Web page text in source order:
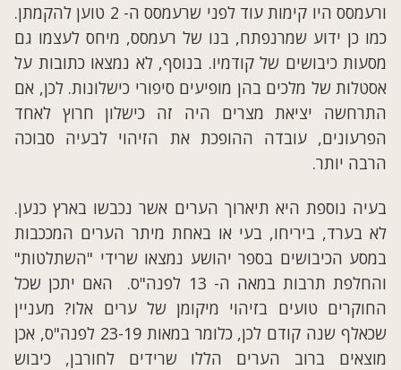
ורעמסס היו קימות עוד לפני שרעמסס ה- 2 טוען להקמתן.
כמו כן ידוע שמרנפתח, בנו של רעמסס, מיחס לעצמו גם
מסעות כיבושים של קודמיו. בנוסף, לא נמצאו כתובות על
אסטלות של מלכים בהן מופיעים סיפורי כישלונות. לכן, אם
התרחשה יציאת מצרים היה זה כישלון חרוץ לאחד
הפרעונים, עובדה ההופכת את הזיהוי לבעיה סבוכה
הרבה יותר.
בעיה נוספת היא תיארוך הערים אשר נכבשו בארץ כנען.
לא בערד, ביריחו, בעי או באחת מיתר הערים המככבות
במסע הכיבושים בספר יהושע נמצאו שרידי "השתלטות"
והחלפת תרבות במאה ה- 13 לפנה"ס. האם יתכן שכל
החוקרים טועים בזיהוי מיקומן של ערים אלו? מעניין
שכאלף שנה קודם לכן, כלומר במאות 23-19 לפנה"ס, אכן
מוצאים ברוב הערים הללו שרידים לחורבן, כיבוש